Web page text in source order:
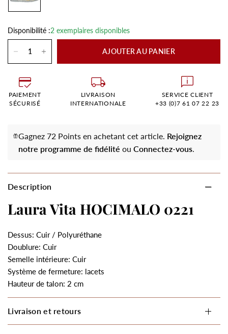
Disponibilité :2 exemplaires disponibles
AJOUTER AU PANIER
PAIEMENT
SÉCURISÉ
LIVRAISON
INTERNATIONALE
SERVICE CLIENT
+33 (0)7 61 07 22 23
Gagnez 72 Points en achetant cet article. Rejoignez
notre programme de fidélité ouConnectez-vous.
Description
Laura Vita HOCIMALO 0221
Dessus: Cuir / Polyuréthane
Doublure: Cuir
Semelle intérieure: Cuir
Système de fermeture: lacets
Hauteur de talon: 2 cm
Livraison et retours